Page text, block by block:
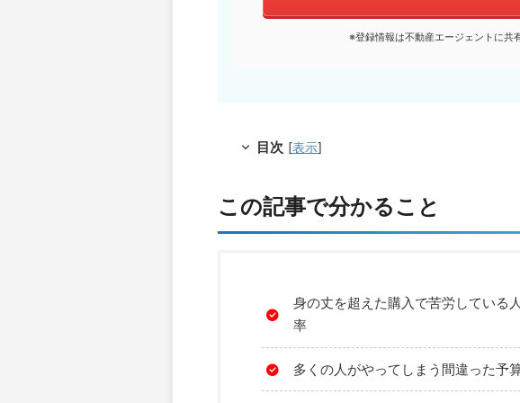
※登録情報は不動産エージェントに共
目次 [表示]
この記事で分かること
身の丈を超えた購入で苦労している
率
多くの人がやってしまう間違った予